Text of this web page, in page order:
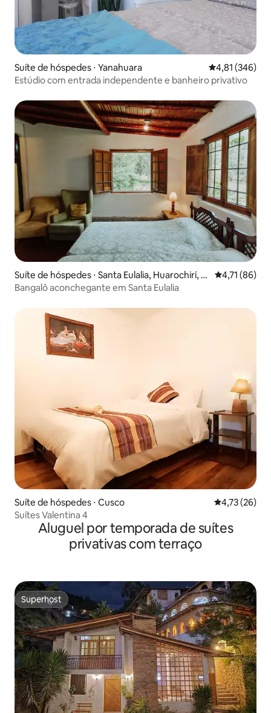
Suíte de hóspedes ⋅ Yanahuara 4,81 de uma
4,81 (346)
Estúdio com entrada independente e banheiro privativo
Suíte de hóspedes ⋅ Santa Eulalia, Huarochirí, Li
ma,
4,71 de uma
4,71 (86)
Bangalô aconchegante em Santa Eulalia
Suíte de hóspedes ⋅ Cusco 4,73 de uma
4,73 (26)
Suítes Valentina 4
Aluguel por temporada de suítes
privativas com terraço
Superhost
Superhost